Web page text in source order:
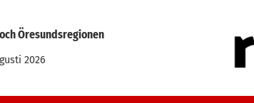
Öresundsregionen
2026